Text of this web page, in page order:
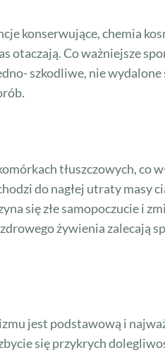
konserwujące, chemia
Co ważniejsze
szkodliwe, nie
tłuszczowych, co
do nagłej utraty masy
się złe samopoczucie i
żywienia zalecają
jest podstawową i
się przykrych